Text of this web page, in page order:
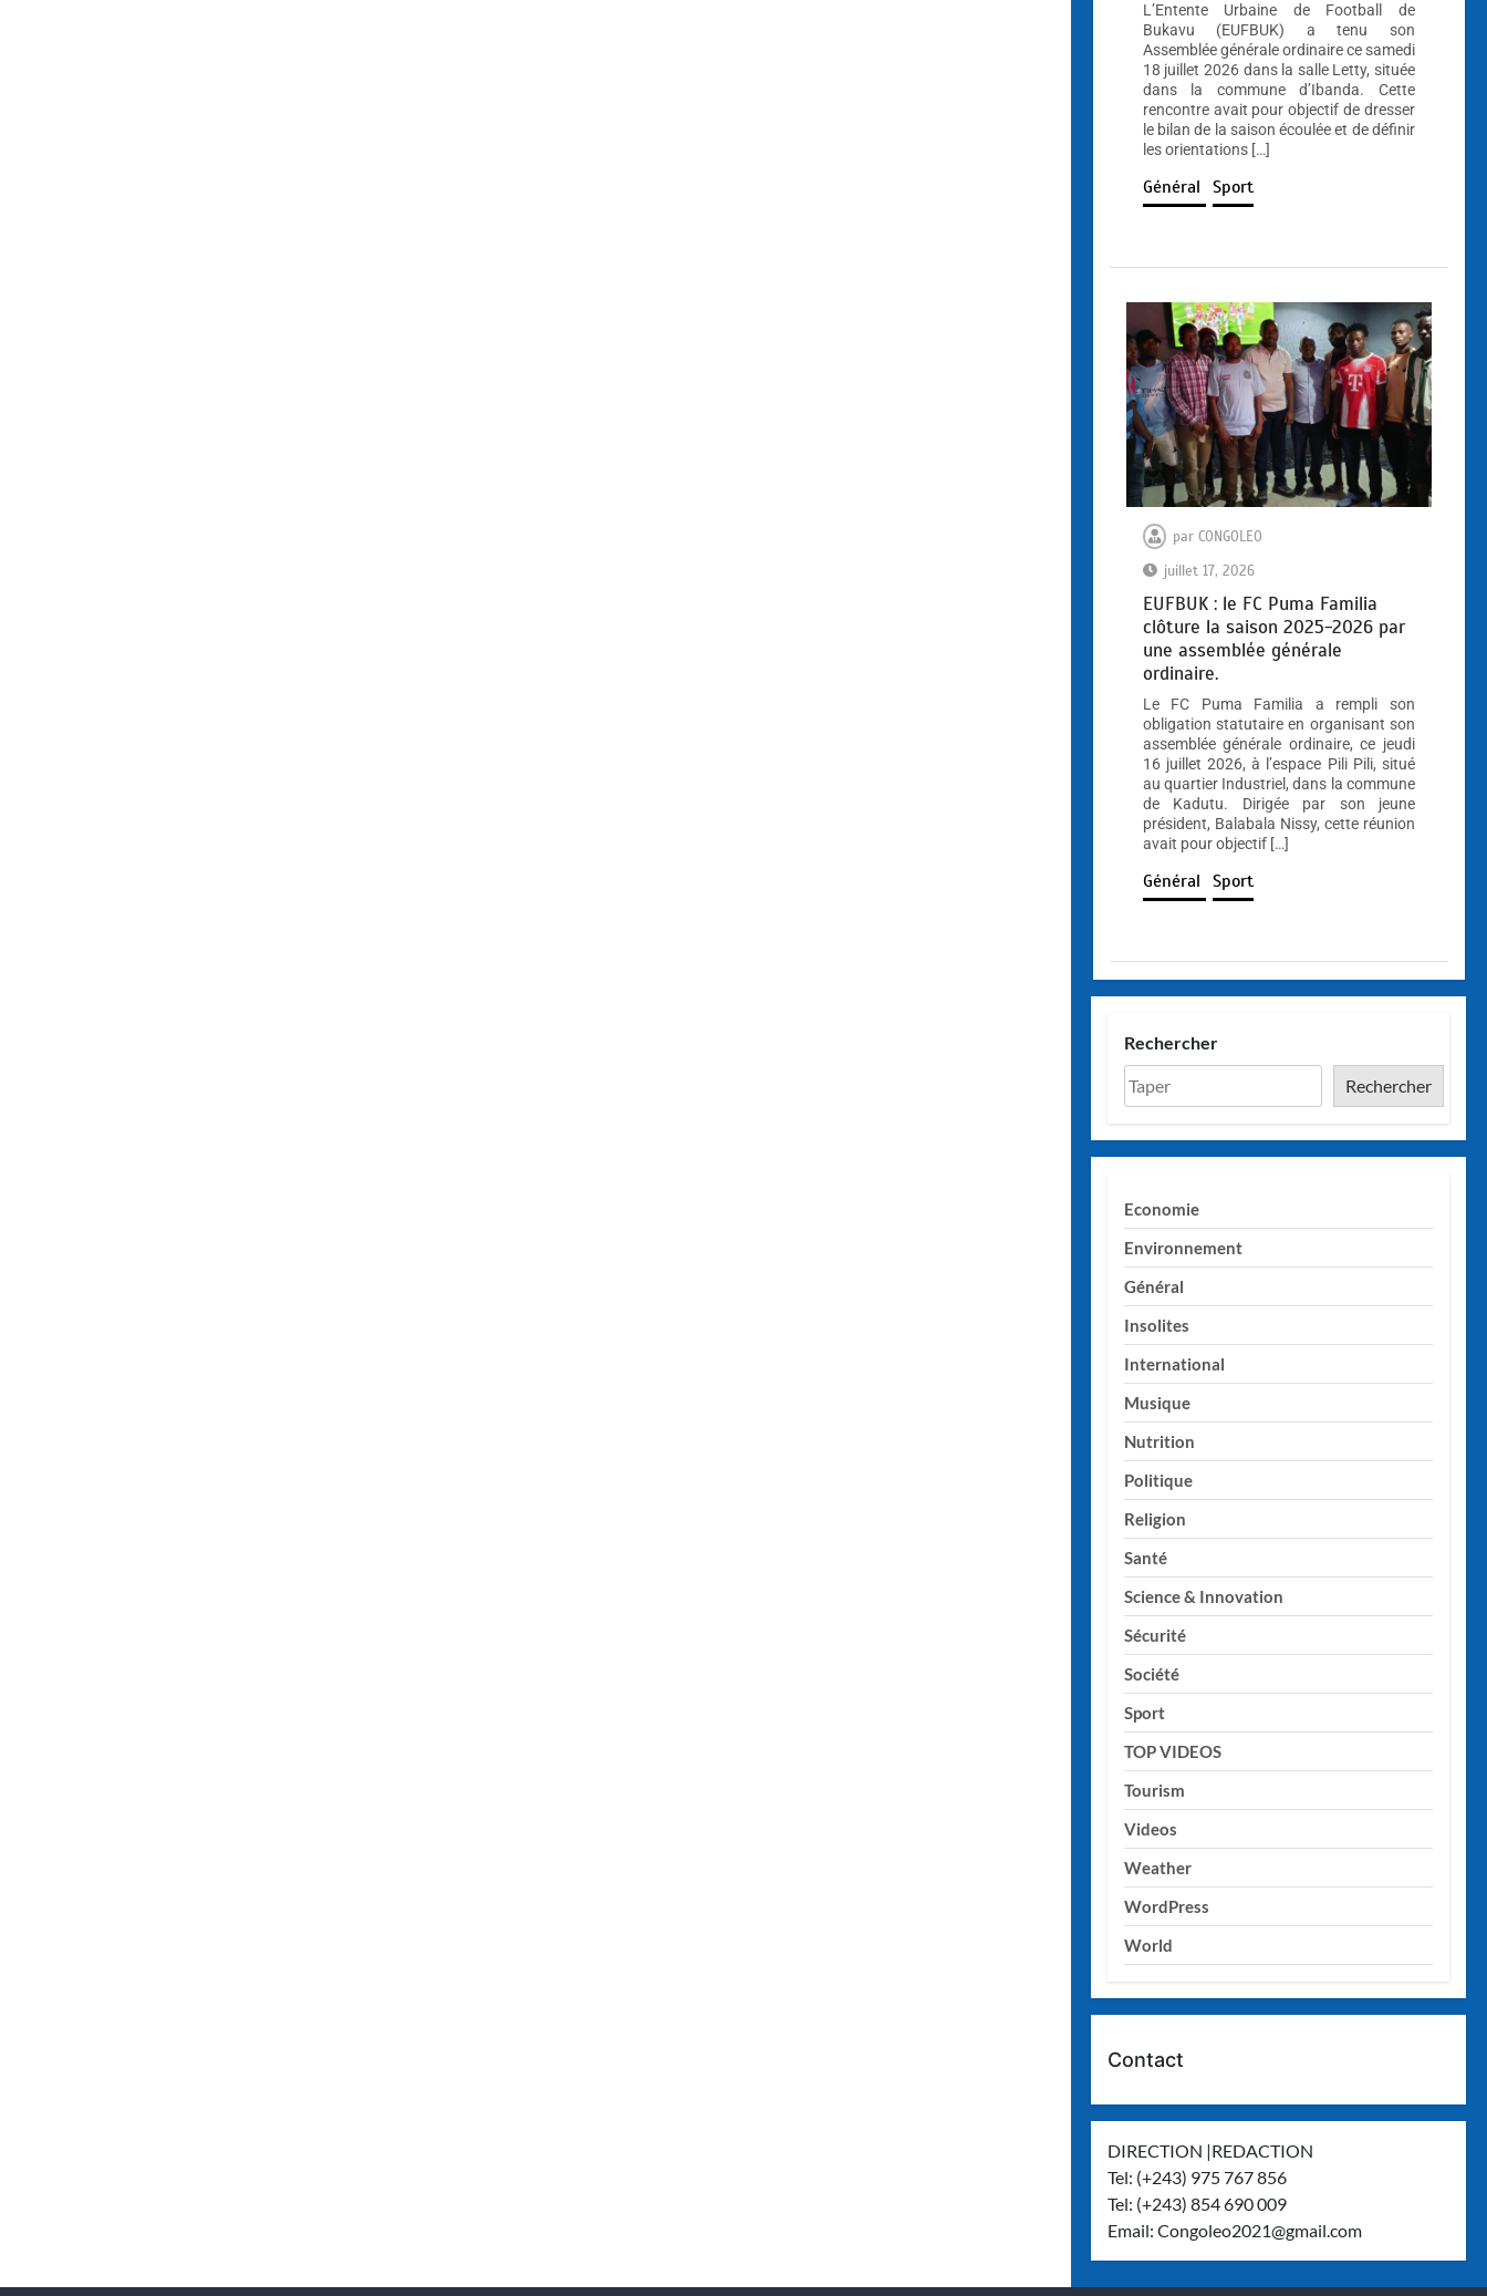
L’Entente Urbaine de Football de
Bukavu (EUFBUK) a tenu son
Assemblée générale ordinaire ce samedi
18 juillet 2026 dans la salle Letty, située
dans la commune d’Ibanda. Cette
rencontre avait pour objectif de dresser
le bilan de la saison écoulée et de définir
les orientations […]
Général Sport
par CONGOLEO
juillet 17, 2026
EUFBUK : le FC Puma Familia
clôture la saison 2025-2026 par
une assemblée générale
ordinaire.
Le FC Puma Familia a rempli son
obligation statutaire en organisant son
assemblée générale ordinaire, ce jeudi
16 juillet 2026, à l’espace Pili Pili, situé
au quartier Industriel, dans la commune
de Kadutu. Dirigée par son jeune
président, Balabala Nissy, cette réunion
avait pour objectif […]
Général Sport
Rechercher
Rechercher
Economie
Environnement
Général
Insolites
International
Musique
Nutrition
Politique
Religion
Santé
Science & Innovation
Sécurité
Société
Sport
TOP VIDEOS
Tourism
Videos
Weather
WordPress
World
Contact
DIRECTION |REDACTION
Tel: (+243) 975 767 856
Tel: (+243) 854 690 009
Email:Congoleo2021@gmail.com